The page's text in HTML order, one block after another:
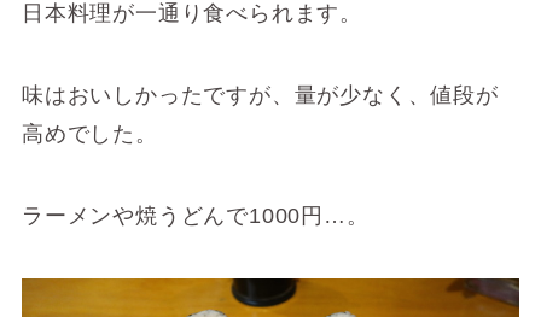
日本料理が一通り食べられます。
味はおいしかったですが、量が少なく、値段が
高めでした。
ラーメンや焼うどんで1000円…。